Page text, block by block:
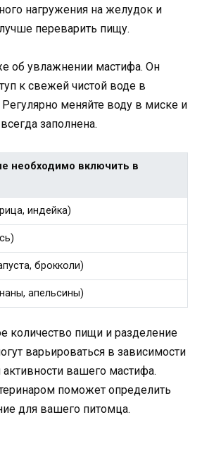
нагружения на желудок и
переварить пищу.
об увлажнении мастифа. Он
к свежей чистой воде в
Регулярно меняйте воду в миске и
заполнена.
необходимо включить в
индейка)
брокколи)
апельсины)
количество пищи и разделение
варьироваться в зависимости
активности вашего мастифа.
поможет определить
для вашего питомца.